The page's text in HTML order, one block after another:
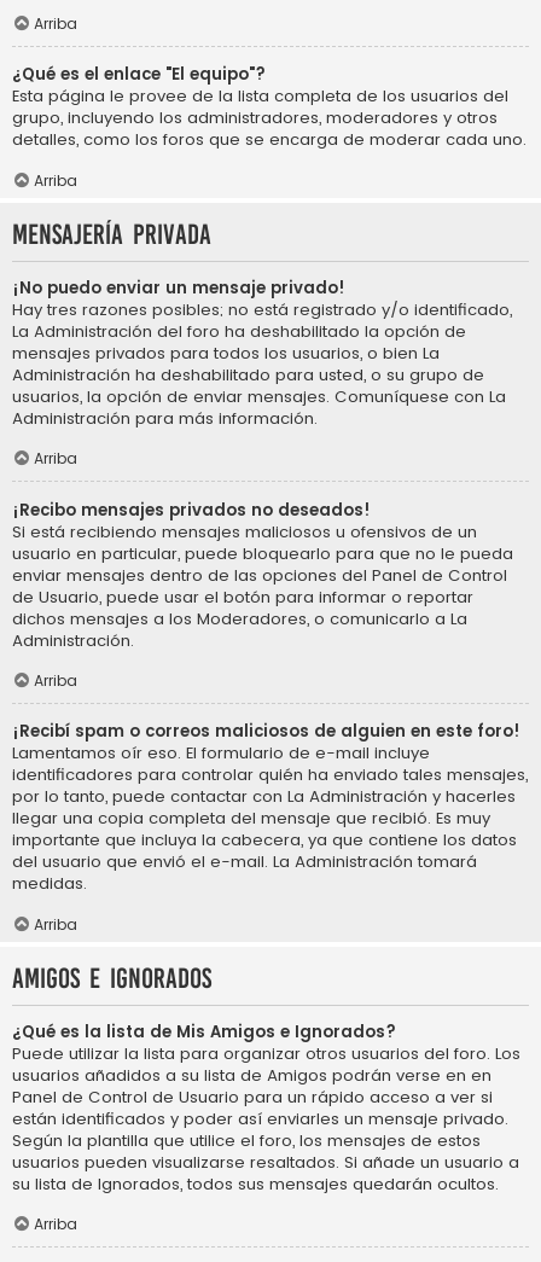
Arriba
¿Qué es el enlace "El equipo"?
Esta página le provee de la lista completa de los usuarios del
grupo, incluyendo los administradores, moderadores y otros
detalles, como los foros que se encarga de moderar cada uno.
Arriba
Mensajería privada
¡No puedo enviar un mensaje privado!
Hay tres razones posibles; no está registrado y/o identificado,
La Administración del foro ha deshabilitado la opción de
mensajes privados para todos los usuarios, o bien La
Administración ha deshabilitado para usted, o su grupo de
usuarios, la opción de enviar mensajes. Comuníquese con La
Administración para más información.
Arriba
¡Recibo mensajes privados no deseados!
Si está recibiendo mensajes maliciosos u ofensivos de un
usuario en particular, puede bloquearlo para que no le pueda
enviar mensajes dentro de las opciones del Panel de Control
de Usuario, puede usar el botón para informar o reportar
dichos mensajes a los Moderadores, o comunicarlo a La
Administración.
Arriba
¡Recibí spam o correos maliciosos de alguien en este foro!
Lamentamos oír eso. El formulario de e-mail incluye
identificadores para controlar quién ha enviado tales mensajes,
por lo tanto, puede contactar con La Administración y hacerles
llegar una copia completa del mensaje que recibió. Es muy
importante que incluya la cabecera, ya que contiene los datos
del usuario que envió el e-mail. La Administración tomará
medidas.
Arriba
Amigos e Ignorados
¿Qué es la lista de Mis Amigos e Ignorados?
Puede utilizar la lista para organizar otros usuarios del foro. Los
usuarios añadidos a su lista de Amigos podrán verse en en
Panel de Control de Usuario para un rápido acceso a ver si
están identificados y poder así enviarles un mensaje privado.
Según la plantilla que utilice el foro, los mensajes de estos
usuarios pueden visualizarse resaltados. Si añade un usuario a
su lista de Ignorados, todos sus mensajes quedarán ocultos.
Arriba